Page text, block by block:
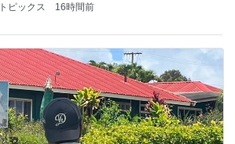
ピックス 16時間前